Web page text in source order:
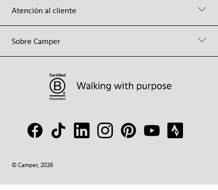
Atención al cliente
Sobre Camper
© Camper, 2026